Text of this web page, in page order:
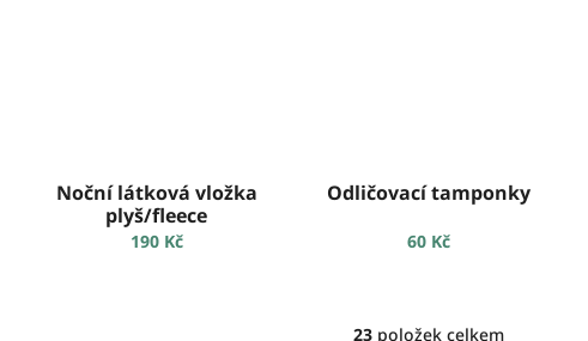
Noční látková vložka
plyš/fleece
190 Kč
Odličovací tamponky
60 Kč
23 položek celkem